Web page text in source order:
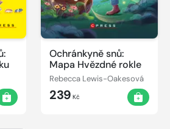
Ochránkyně snů:
Mapa Hvězdné rokle
Rebecca Lewis-Oakesová
239 Kč